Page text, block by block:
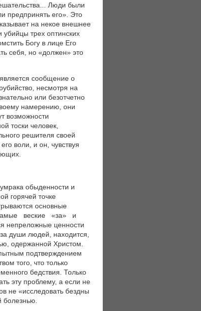
Люди были
предпринять его». Это
на некое внешнее
трех оптинских
Богу в лице Его
себя, но «должен» это
сообщение о
несмотря на
или безотчетно
намерению, они
возможности
тоски человек,
решителя своей
воли, и он, чувствуя
обыденности и
горячей точке
основные
веские «за» и
непреложные ценности
души людей, находится,
одержанной Христом.
подтверждением
того, что только
бедствия. Только
эту проблему, а если не
не «исследовать бездны
болезнью.